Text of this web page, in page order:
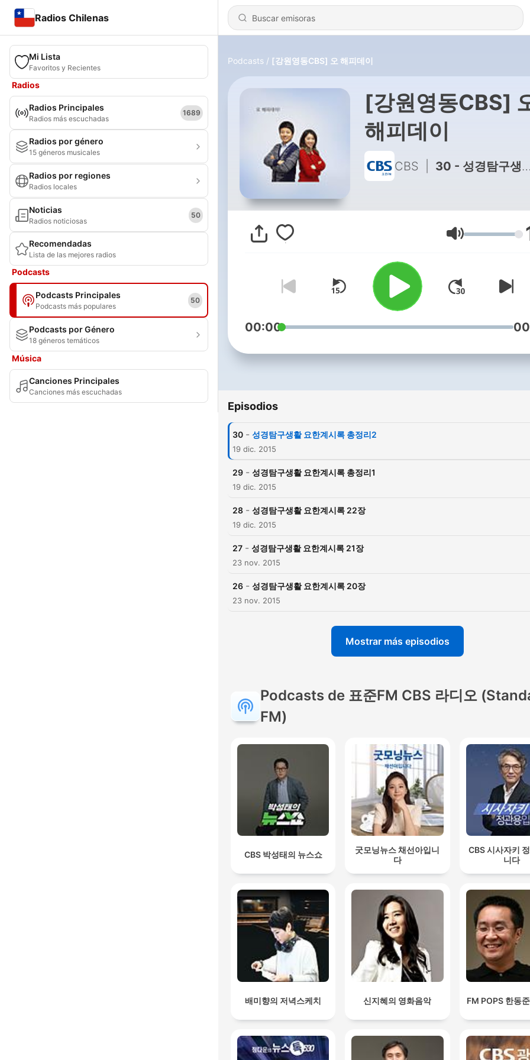
Radios Chilenas
Mi Lista
Favoritos y Recientes
Radios
Radios Principales
Radios más escuchadas
1689
Radios por género
15 géneros musicales
Radios por regiones
Radios locales
Noticias
Radios noticiosas
50
Recomendadas
Lista de las mejores radios
Podcasts
Podcasts Principales
Podcasts más populares
50
Podcasts por Género
18 géneros temáticos
Música
Canciones Principales
Canciones más escuchadas
Podcasts [강원영동CBS] 오 해피데이
[강원영동CBS]
해피데이
CBS 30 - 성경탐구생활 요한계시록 총정리2
Volumen
00:00
Episodios
30 - 성경탐구생활 요한계시록 총정리2
19 dic. 2015
29 - 성경탐구생활 요한계시록 총정리1
19 dic. 2015
28 - 성경탐구생활 요한계시록 22장
19 dic. 2015
27 - 성경탐구생활 요한계시록 21장
23 nov. 2015
26 - 성경탐구생활 요한계시록 20장
23 nov. 2015
Mostrar más episodios
Podcasts de 표준FM CBS 라디오
FM)
CBS 박성태의 뉴스쇼
굿모닝뉴스 채선아입니
다
CBS 시사자키
니다
배미향의 저녁스케치 신지혜의 영화음악 FM POPS 한동